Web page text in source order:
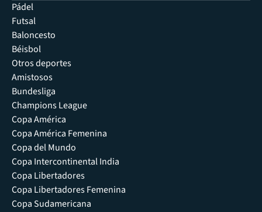
Pádel
Futsal
Baloncesto
Béisbol
Otros deportes
Amistosos
Bundesliga
Champions League
Copa América
Copa América Femenina
Copa del Mundo
Copa Intercontinental India
Copa Libertadores
Copa Libertadores Femenina
Copa Sudamericana